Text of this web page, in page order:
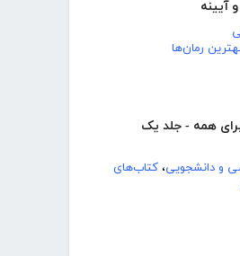
آیینه
رمان‌ها
همه - جلد یک
و دانشجویی، کتاب‌های